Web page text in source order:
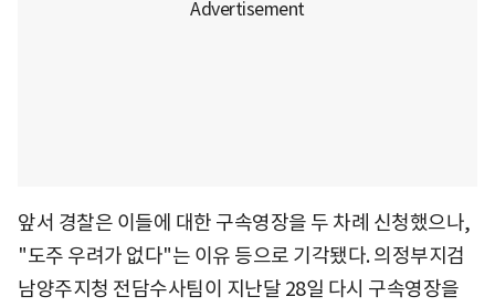
앞서 경찰은 이들에 대한 구속영장을 두 차례 신청했으나,
"도주 우려가 없다"는 이유 등으로 기각됐다. 의정부지검
남양주지청 전담수사팀이 지난달 28일 다시 구속영장을